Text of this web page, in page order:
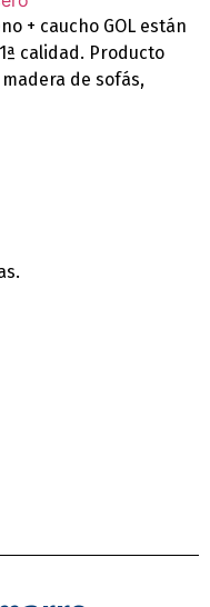
+ caucho GOL están
calidad. Producto
de sofás,